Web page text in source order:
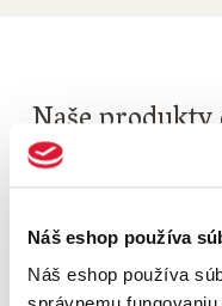
Náš eshop používa
Náš eshop používa
Naše